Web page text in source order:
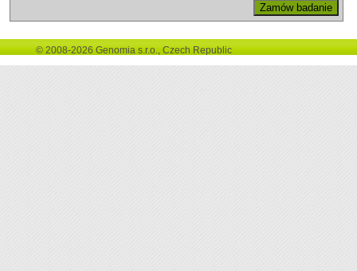
© 2008-2026 Genomia s.r.o., Czech Republic